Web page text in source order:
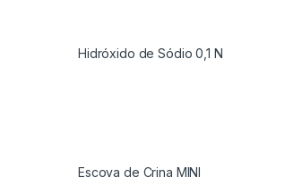
Hidróxido de Sódio 0,1 N
Escova de Crina MINI